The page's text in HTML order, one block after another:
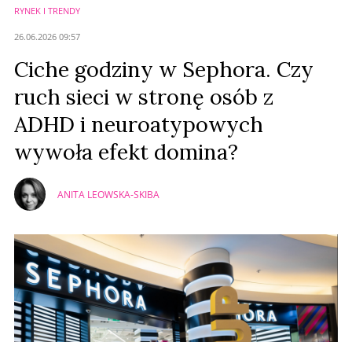
RYNEK I TRENDY
26.06.2026 09:57
Ciche godziny w Sephora. Czy
ruch sieci w stronę osób z
ADHD i neuroatypowych
wywoła efekt domina?
ANITA LEOWSKA-SKIBA